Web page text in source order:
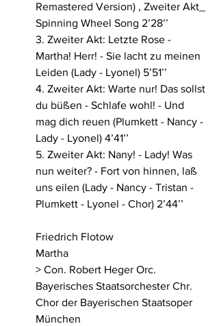
Remastered Version) , Zweiter Akt_
Spinning Wheel Song 2’28’’
3. Zweiter Akt: Letzte Rose -
Martha! Herr! - Sie lacht zu meinen
Leiden (Lady - Lyonel) 5’51’’
4. Zweiter Akt: Warte nur! Das sollst
du büßen - Schlafe wohl! - Und
mag dich reuen (Plumkett - Nancy -
Lady - Lyonel) 4’41’’
5. Zweiter Akt: Nany! - Lady! Was
nun weiter? - Fort von hinnen, laß
uns eilen (Lady - Nancy - Tristan -
Plumkett - Lyonel - Chor) 2’44’’
Friedrich Flotow
Martha
> Con. Robert Heger Orc.
Bayerisches Staatsorchester Chr.
Chor der Bayerischen Staatsoper
München